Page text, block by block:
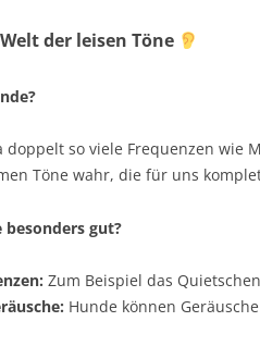
der leisen Töne
so viele Frequenzen wie
Töne wahr, die für uns
besonders gut?
Zum Beispiel das
Hunde können